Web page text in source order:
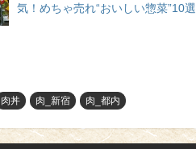
気！めちゃ売れ“おいしい惣菜”10選
肉丼 肉_新宿 肉_都内